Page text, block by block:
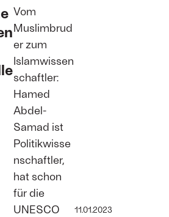
Vom
Muslimbrud
er zum
Islamwissen
schaftler:
Hamed
Abdel-
Samad ist
Politikwisse
nschaftler,
hat schon
für die
UNESCO
11.01.2023